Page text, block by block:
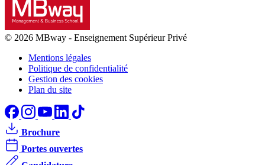
© 2026 MBway - Enseignement Supérieur Privé
Mentions légales
Politique de confidentialité
Gestion des cookies
Plan du site
Brochure
Portes ouvertes